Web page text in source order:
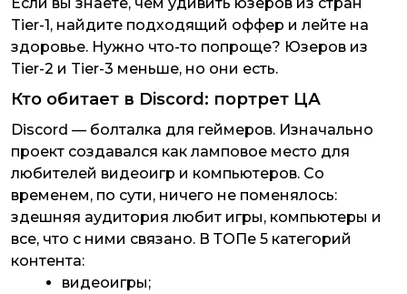
Tier-1, найдите подходящий оффер и лейте на
здоровье. Нужно что-то попроще? Юзеров из
Tier-2 и Tier-3 меньше, но они есть.
Кто обитает в Discord: портрет ЦА
Discord — болталка для геймеров. Изначально
проект создавался как ламповое место для
любителей видеоигр и компьютеров. Со
временем, по сути, ничего не поменялось:
здешняя аудитория любит игры, компьютеры и
все, что с ними связано. В ТОПе 5 категорий
контента:
видеоигры;